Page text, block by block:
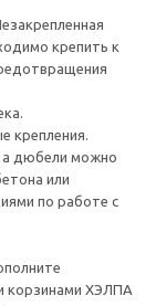
крепить к
крепления.
а дюбели можно
или
по работе с
корзинами ХЭЛПА